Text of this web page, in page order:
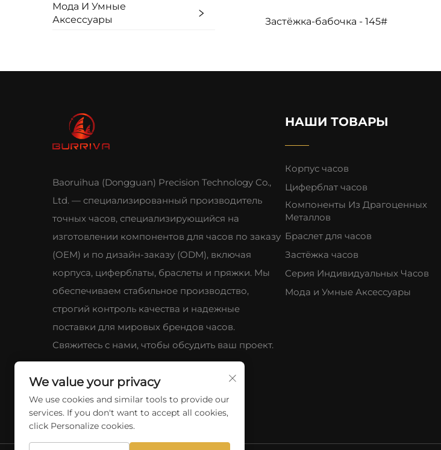
Мода И Умные
Аксессуары
Застёжка-бабочка - 145#
Baoruihua (Dongguan) Precision Technology Co.,
Ltd. — специализированный производитель
точных часов, специализирующийся на
изготовлении компонентов для часов по заказу
(OEM) и по дизайн-заказу (ODM), включая
корпуса, циферблаты, браслеты и пряжки. Мы
обеспечиваем стабильное производство,
строгий контроль качества и надежные
поставки для мировых брендов часов.
Свяжитесь с нами, чтобы обсудить ваш проект.
НАШИ ТОВАРЫ
Корпус часов
Циферблат часов
Компоненты Из Драгоценных
Металлов
Браслет для часов
Застёжка часов
Серия Индивидуальных Часов
Мода и Умные Аксессуары
We value your privacy
We use cookies and similar tools to provide our
services. If you don't want to accept all cookies,
click Personalize cookies.